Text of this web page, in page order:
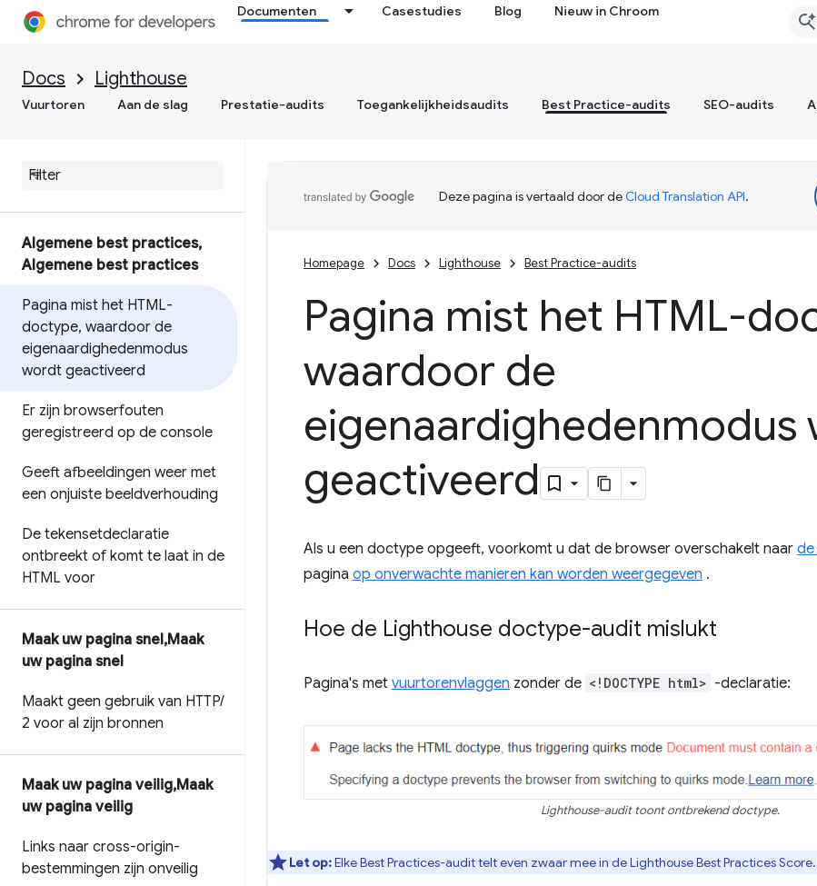
Documenten Casestudies Blog Nieuw in Chroom
Docs Lighthouse
Vuurtoren Aan de slag Prestatie-audits Toegankelijkheidsaudits Best Practice-audits SEO-audits
Algemene best practices,
Algemene best practices
Pagina mist het HTML-
doctype, waardoor de
eigenaardighedenmodus
wordt geactiveerd
Er zijn browserfouten
geregistreerd op de console
Geeft afbeeldingen weer met
een onjuiste beeldverhouding
De tekensetdeclaratie
ontbreekt of komt te laat in de
HTML voor
Maak uw pagina snel,Maak
uw pagina snel
Maakt geen gebruik van HTTP/
2 voor al zijn bronnen
Maak uw pagina veilig,Maak
uw pagina veilig
Links naar cross-origin-
bestemmingen zijn onveilig
Deze pagina is vertaald door deCloud Translation API.
Homepage Docs Lighthouse Best Practice-audits
Pagina mist het HTML-
waardoor de
eigenaardighedenmodus
geactiveerd
Als u een doctype opgeeft, voorkomt u dat de browser overschakelt naar de
pagina op onverwachte manieren kan worden weergegeven .
Hoe de Lighthouse doctype-audit mislukt
Pagina's met vuurtorenvlaggen zonder de <!DOCTYPE html> -declaratie:
Lighthouse-audit toont ontbrekend doctype.
Let op:Elke Best Practices-audit telt even zwaar mee in de Lighthouse Best Practices